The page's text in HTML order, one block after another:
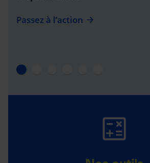
Passez à l’action